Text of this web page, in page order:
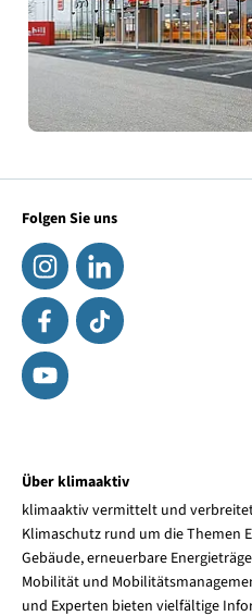
Folgen Sie uns
Über klimaaktiv
klimaaktiv vermittelt und verbreitet
Klimaschutz rund um die Themen
Gebäude, erneuerbare
Mobilität und
und Experten bieten vielfältige